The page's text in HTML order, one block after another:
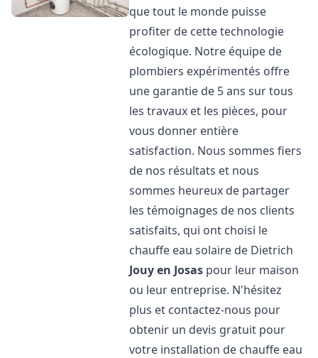
que tout le monde puisse
profiter de cette technologie
écologique. Notre équipe de
plombiers expérimentés offre
une garantie de 5 ans sur tous
les travaux et les pièces, pour
vous donner entière
satisfaction. Nous sommes fiers
de nos résultats et nous
sommes heureux de partager
les témoignages de nos clients
satisfaits, qui ont choisi le
chauffe eau solaire de Dietrich
Jouy en Josas pour leur maison
ou leur entreprise. N'hésitez
plus et contactez-nous pour
obtenir un devis gratuit pour
votre installation de chauffe eau